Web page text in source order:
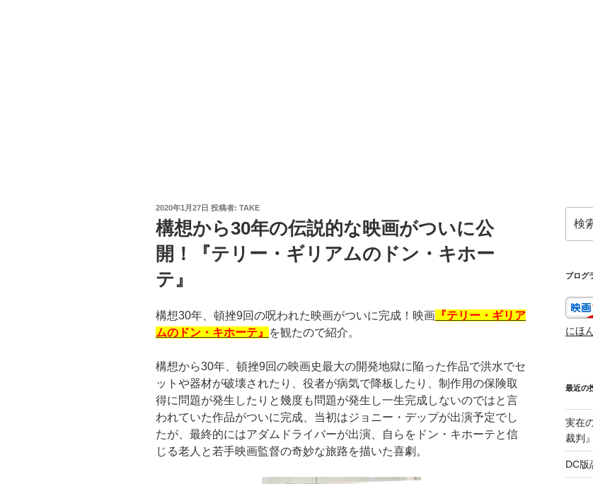
投
稿
日:
2020年1月27日 投稿者: TAKE
構想から30年の伝説的な映画がついに公
開！『テリー・ギリアムのドン・キホー
テ』
構想30年、頓挫9回の呪われた映画がついに完成！映画 『テリー・ギリア
ムのドン・キホーテ』
を観たので紹介。
構想から30年、頓挫9回の映画史最大の開発地獄に陥った作品で洪水でセ
ットや器材が破壊されたり、役者が病気で降板したり、制作用の保険取
得に問題が発生したりと幾度も問題が発生し一生完成しないのではと言
われていた作品がついに完成、当初はジョニー・デップが出演予定でし
たが、最終的にはアダムドライバーが出演、自らをドン・キホーテと信
じる老人と若手映画監督の奇妙な旅路を描いた喜劇。
索:
ブログ
にほ
最近の
実在
裁判』
DC版